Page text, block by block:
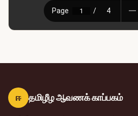
ஈ தமிழீழ ஆவணக் காப்பகம்